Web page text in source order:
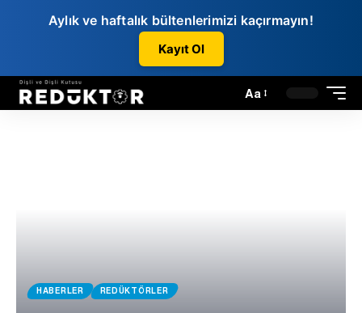
Aylık ve haftalık bültenlerimizi kaçırmayın!
Kayıt Ol
Aa
HABERLER REDÜKTÖRLER